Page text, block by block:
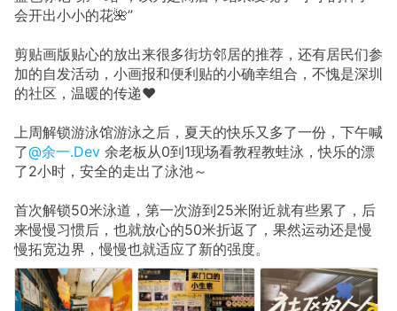
会开出小小的花🌺”
剪贴画版贴心的放出来很多街坊邻居的推荐，还有居民们参
加的自发活动，小画报和便利贴的小确幸组合，不愧是深圳
的社区，温暖的传递❤️
上周解锁游泳馆游泳之后，夏天的快乐又多了一份，下午喊
了@余一.Dev 余老板从0到1现场看教程教蛙泳，快乐的漂
了2小时，安全的走出了泳池～
首次解锁50米泳道，第一次游到25米附近就有些累了，后
来慢慢习惯后，也就放心的50米折返了，果然运动还是慢
慢拓宽边界，慢慢也就适应了新的强度。